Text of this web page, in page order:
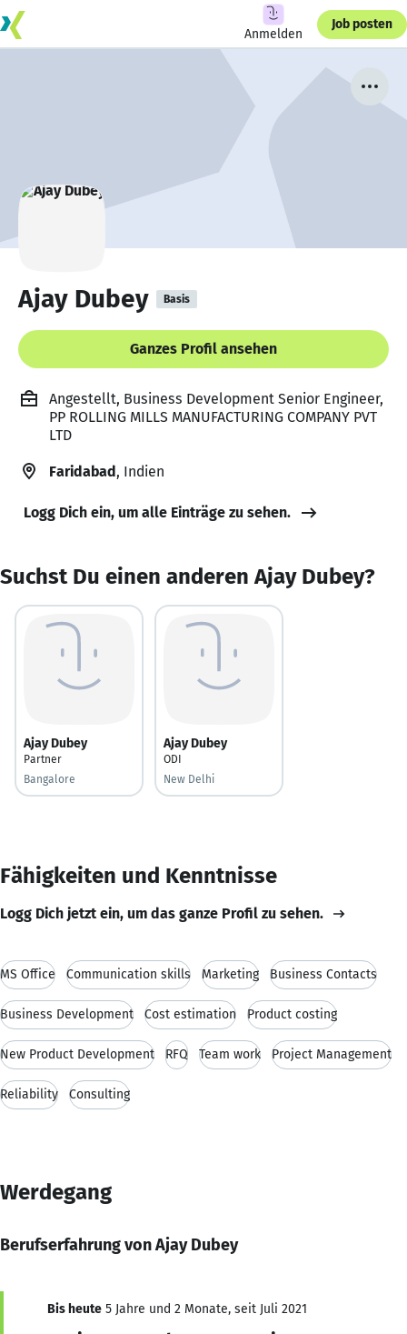
Anmelden
Job posten
Ajay Dubey Basis
Ganzes Profil ansehen
Angestellt, Business Development Senior Engineer,
PP ROLLING MILLS MANUFACTURING COMPANY PVT
LTD
Faridabad, Indien
Logg Dich ein, um alle Einträge zu sehen.
Suchst Du einen anderen Ajay Dubey?
Ajay Dubey
Partner
Bangalore
Ajay Dubey
ODI
New Delhi
Fähigkeiten und Kenntnisse
Logg Dich jetzt ein, um das ganze Profil zu sehen.
MS Office Communication skills Marketing Business Contacts
Business Development Cost estimation Product costing
New Product Development RFQ Team work Project Management
Reliability Consulting
Werdegang
Berufserfahrung von Ajay Dubey
Bis heute 5 Jahre und 2 Monate, seit Juli 2021